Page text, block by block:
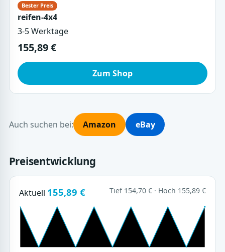
reifen-4x4
3-5 Werktage
155,89 €
Zum Shop
Auch suchen bei: Amazon eBay
Preisentwicklung
Aktuell 155,89 € Tief 154,70 € · Hoch 155,89 €